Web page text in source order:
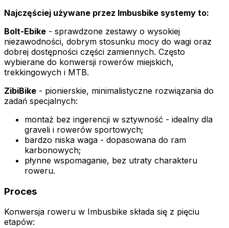
Najczęściej używane przez Imbusbike systemy to:
Bolt-Ebike - sprawdzone zestawy o wysokiej
niezawodności, dobrym stosunku mocy do wagi oraz
dobrej dostępności części zamiennych. Często
wybierane do konwersji rowerów miejskich,
trekkingowych i MTB.
ZibiBike - pionierskie, minimalistyczne rozwiązania do
zadań specjalnych:
montaż bez ingerencji w sztywność - idealny dla
graveli i rowerów sportowych;
bardzo niska waga - dopasowana do ram
karbonowych;
płynne wspomaganie, bez utraty charakteru
roweru.
Proces
Konwersja roweru w Imbusbike składa się z pięciu
etapów: